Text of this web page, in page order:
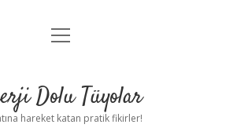
Anasayfa
Yasal Uyarı
menüyü
Dolu Tüyolar
hareket katan pratik fikirler!